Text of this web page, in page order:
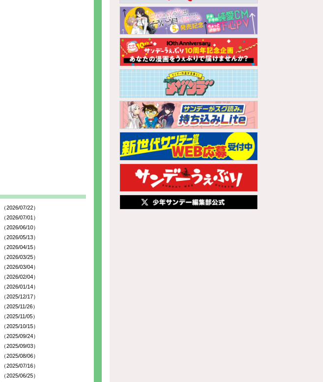
（2026/07/22）
（2026/07/01）
（2026/06/10）
（2026/05/13）
（2026/04/15）
（2026/03/25）
（2026/03/04）
（2026/02/04）
（2026/01/14）
（2025/12/17）
（2025/11/26）
（2025/11/05）
（2025/10/15）
（2025/09/24）
（2025/09/03）
（2025/08/06）
（2025/07/16）
（2025/06/25）